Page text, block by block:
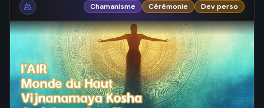
Chamanisme Cérémonie Dev perso